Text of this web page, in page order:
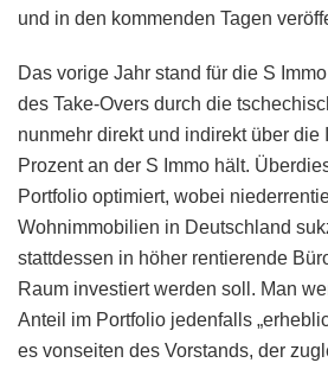
und in den kommenden Tagen
Das vorige Jahr stand für die S
des Take-Overs durch die
nunmehr direkt und indirekt über die
Prozent an der S Immo hält.
Portfolio optimiert, wobei
Wohnimmobilien in Deutschland
stattdessen in höher rentierende
Raum investiert werden soll. Man
Anteil im Portfolio jedenfalls
es vonseiten des Vorstands, der